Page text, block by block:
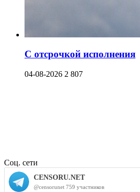
С отсрочкой исполнения
04-08-2026 2 807
Соц. сети